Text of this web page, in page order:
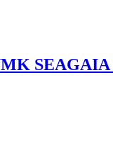
SEAGAIA